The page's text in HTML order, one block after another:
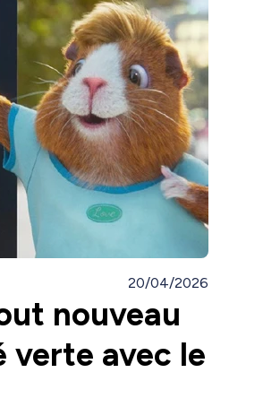
20/04/2026
nouveau
verte avec le